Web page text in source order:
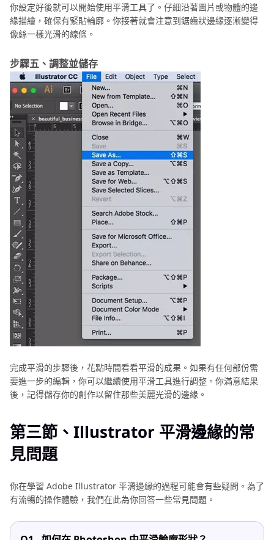
你設定好後就可以開始使用平滑工具了。仔細沿著圖片或物體的邊
緣描繪，確保有緊貼輪廓。你接著就會注意到鋸齒狀邊緣逐漸變得
像絲一樣光滑的線條。
步驟五、調整並儲存
完成平滑的步驟後，花點時間看看平滑的成果。如果有任何部份需
要進一步的編輯，你可以繼續使用平滑工具進行調整。你滿意結果
後，記得儲存你的創作以留住那些美麗光滑的邊緣。
第三節、Illustrator 平滑邊緣的常
見問題
你在學習 Adobe Illustrator 平滑邊緣的過程可能會有些疑問。為了
有流暢的操作體驗，我們在此為你回答一些常見問題。